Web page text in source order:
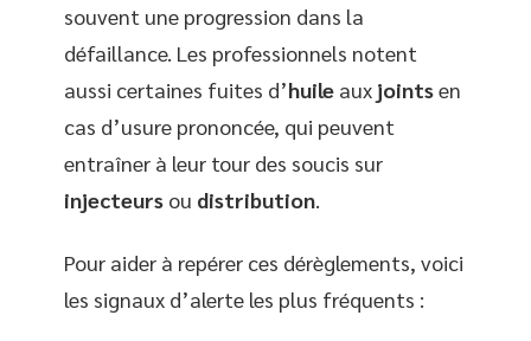
souvent une progression dans la
défaillance. Les professionnels notent
aussi certaines fuites d’huile aux jointsen
cas d’usure prononcée, qui peuvent
entraîner à leur tour des soucis sur
injecteurs ou distribution
Pour aider à repérer ces dérèglements, voici
les signaux d’alerte les plus fréquents :